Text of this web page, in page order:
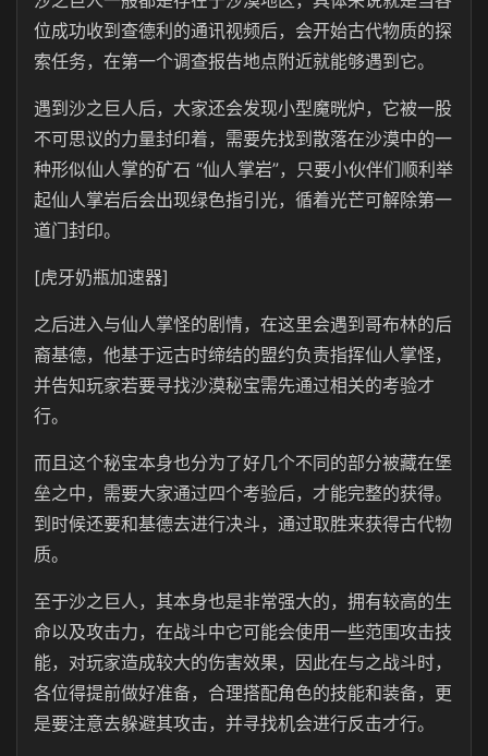
位成功收到查德利的通讯视频后，会开始古代物质的探
索任务，在第一个调查报告地点附近就能够遇到它。
遇到沙之巨人后，大家还会发现小型魔晄炉，它被一股
不可思议的力量封印着，需要先找到散落在沙漠中的一
种形似仙人掌的矿石 “仙人掌岩”，只要小伙伴们顺利举
起仙人掌岩后会出现绿色指引光，循着光芒可解除第一
道门封印。
[虎牙奶瓶加速器]
之后进入与仙人掌怪的剧情，在这里会遇到哥布林的后
裔基德，他基于远古时缔结的盟约负责指挥仙人掌怪，
并告知玩家若要寻找沙漠秘宝需先通过相关的考验才
行。
而且这个秘宝本身也分为了好几个不同的部分被藏在堡
垒之中，需要大家通过四个考验后，才能完整的获得。
到时候还要和基德去进行决斗，通过取胜来获得古代物
质。
至于沙之巨人，其本身也是非常强大的，拥有较高的生
命以及攻击力，在战斗中它可能会使用一些范围攻击技
能，对玩家造成较大的伤害效果，因此在与之战斗时，
各位得提前做好准备，合理搭配角色的技能和装备，更
是要注意去躲避其攻击，并寻找机会进行反击才行。